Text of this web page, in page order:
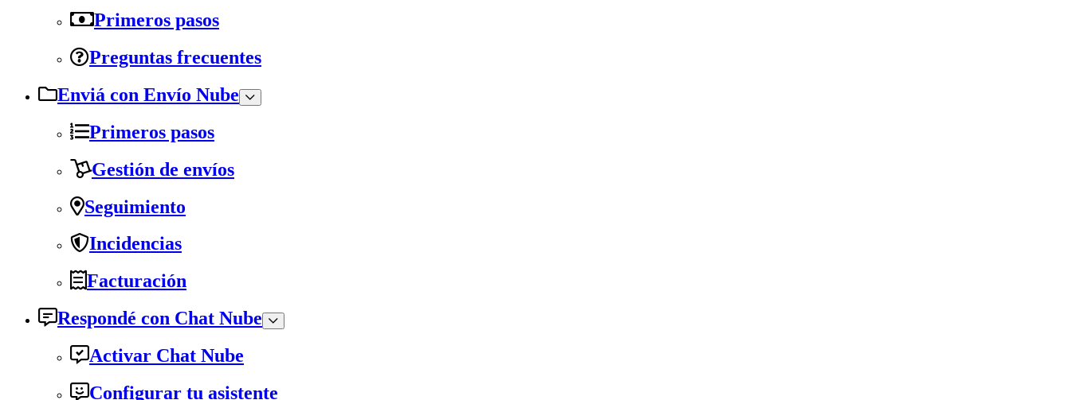
Primeros pasos
Preguntas frecuentes
Enviá con Envío Nube
Primeros pasos
Gestión de envíos
Seguimiento
Incidencias
Facturación
Respondé con Chat Nube
Activar Chat Nube
Configurar tu asistente